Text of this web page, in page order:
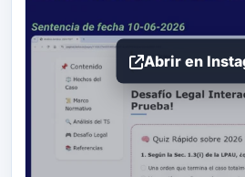
Abrir en